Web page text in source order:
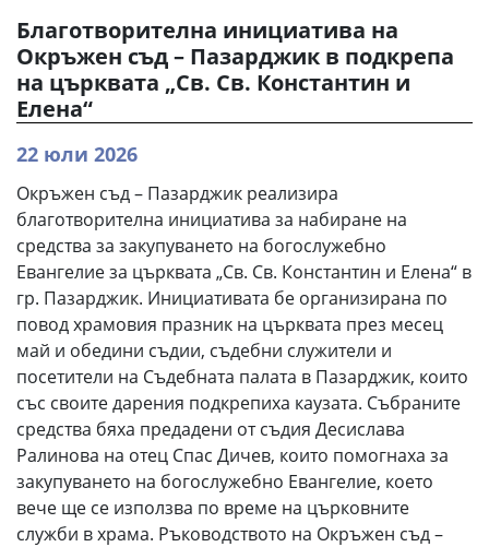
Благотворителна инициатива на
Окръжен съд – Пазарджик в подкрепа
на църквата „Св. Св. Константин и
Елена“
22 юли 2026
Окръжен съд – Пазарджик реализира
благотворителна инициатива за набиране на
средства за закупуването на богослужебно
Евангелие за църквата „Св. Св. Константин и Елена“ в
гр. Пазарджик. Инициативата бе организирана по
повод храмовия празник на църквата през месец
май и обедини съдии, съдебни служители и
посетители на Съдебната палата в Пазарджик, които
със своите дарения подкрепиха каузата. Събраните
средства бяха предадени от съдия Десислава
Ралинова на отец Спас Дичев, които помогнаха за
закупуването на богослужебно Евангелие, което
вече ще се използва по време на църковните
служби в храма. Ръководството на Окръжен съд –